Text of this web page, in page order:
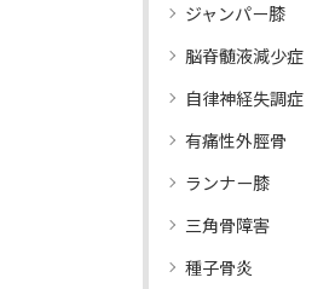
ジャンパー膝
脳脊髄液減少症
自律神経失調症
有痛性外脛骨
ランナー膝
三角骨障害
種子骨炎